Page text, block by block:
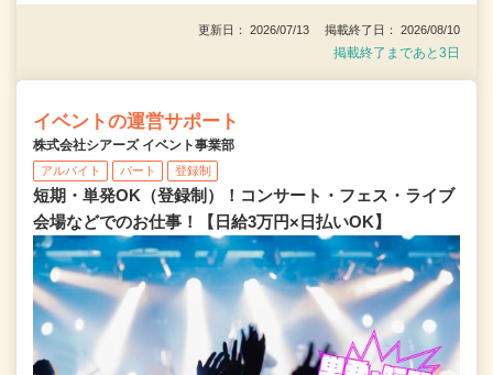
更新日： 2026/07/13 掲載終了日： 2026/08/10
掲載終了まであと3日
イベントの運営サポート
株式会社シアーズ イベント事業部
アルバイト パート 登録制
短期・単発OK（登録制）！コンサート・フェス・ライブ
会場などでのお仕事！【日給3万円×日払いOK】